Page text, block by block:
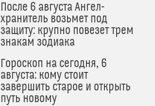
После 6 августа Ангел-
хранитель возьмет под
защиту: крупно повезет трем
знакам зодиака
Гороскоп на сегодня, 6
августа: кому стоит
завершить старое и открыть
путь новому